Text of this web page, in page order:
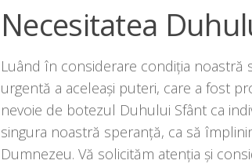
Necesitatea
Luând în con­si­de­ra­re con­di­ţia noas­tră
urgen­tă a ace­lea­şi puteri, care a fost
nevo­ie de bote­zul Duhului Sfânt ca
sin­gu­ra noas­tră spe­ranţă, ca să
Dumnezeu. Vă soli­ci­tăm atenţia şi